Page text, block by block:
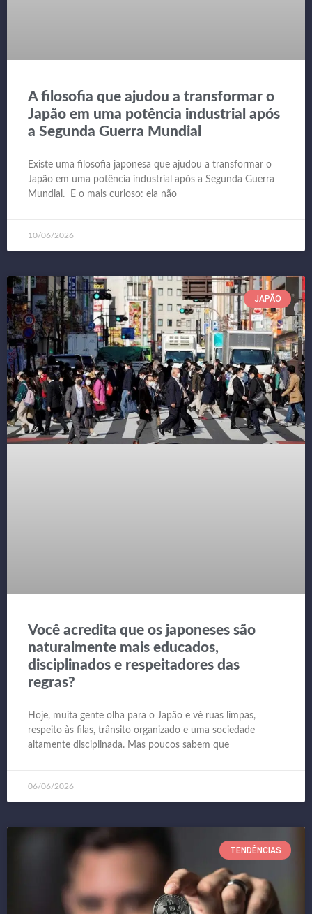
A filosofia que ajudou a transformar o
Japão em uma potência industrial após
a Segunda Guerra Mundial
Existe uma filosofia japonesa que ajudou a transformar o
Japão em uma potência industrial após a Segunda Guerra
Mundial. E o mais curioso: ela não
10/06/2026
JAPÃO
Você acredita que os japoneses são
naturalmente mais educados,
disciplinados e respeitadores das
regras?
Hoje, muita gente olha para o Japão e vê ruas limpas,
respeito às filas, trânsito organizado e uma sociedade
altamente disciplinada. Mas poucos sabem que
06/06/2026
TENDÊNCIAS